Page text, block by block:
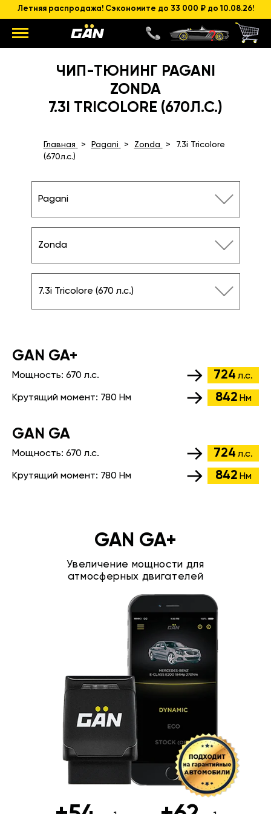
Летняя распродажа! Сэкономите до 33 000 ₽ до 10.08.26!
ЧИП-ТЮНИНГ PAGANI
ZONDA
7.3I TRICOLORE (670Л.С.)
Главная Pagani Zonda
7.3i Tricolore
(670л.с.)
Pagani
Zonda
7.3i Tricolore (670 л.с.)
GАN GA+
Мощность: 670 л.с. 724 л.с.
Крутящий момент: 780 Нм 842 Нм
GАN GA
Мощность: 670 л.с. 724 л.с.
Крутящий момент: 780 Нм 842 Нм
GAN GA+
Увеличение мощности для
атмосферных двигателей